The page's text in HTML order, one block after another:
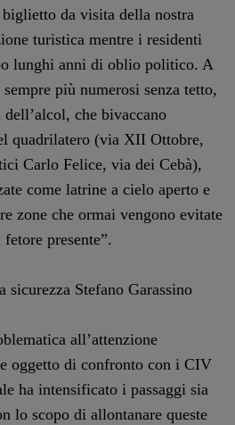
da visita della nostra
turistica mentre i residenti
lunghi anni di oblio politico. A
più numerosi senza tetto,
che bivaccano
quadrilatero (via XII Ottobre,
Carlo Felice, via dei Cebà),
come latrine a cielo aperto e
zone che ormai vengono evitate
presente”.
sicurezza Stefano Garassino
all’attenzione
oggetto di confronto con i CIV
ha intensificato i passaggi sia
lo scopo di allontanare queste